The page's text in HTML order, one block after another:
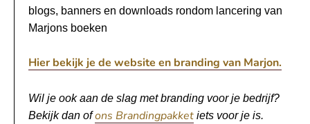
blogs, banners en downloads rondom lancering van
Marjons boeken
Hier bekijk je de website en branding van Marjon.
Wil je ook aan de slag met branding voor je bedrijf?
Bekijk dan ofons Brandingpakket iets voor je is.